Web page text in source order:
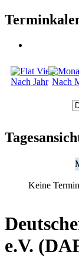
Nach Jahr Nach
Keine
e.V.